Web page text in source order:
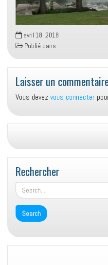
avril 18, 2018
Publié dans
Laisser un
Vous devezvous connecter
Rechercher